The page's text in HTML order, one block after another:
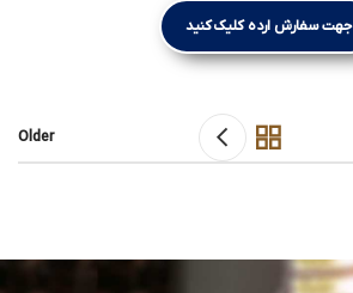
جهت سفارش ارده کلیک کنید
Older